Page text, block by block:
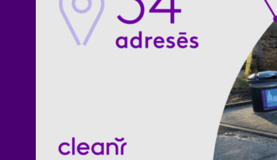
Atzīmējiet, ka piekrītat personas datu